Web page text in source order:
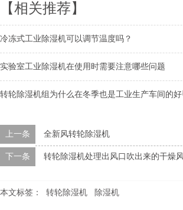
【相关推荐】
冷冻式工业除湿机可以调节温度吗？
实验室工业除湿机在使用时需要注意哪些问题
转轮除湿机组为什么在冬季也是工业生产车间的好帮
上一条 全新风转轮除湿机
下一条 转轮除湿机处理出风口吹出来的干燥风
本文标签： 转轮除湿机 除湿机